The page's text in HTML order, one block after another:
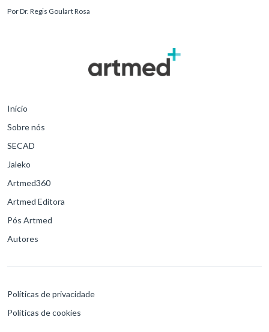
para o desfe
PorDr. Regis Goulart Rosa
Início
Sobre nós
SECAD
Jaleko
Artmed360
Artmed Editora
Pós Artmed
Autores
Políticas de privacidade
Políticas de cookies